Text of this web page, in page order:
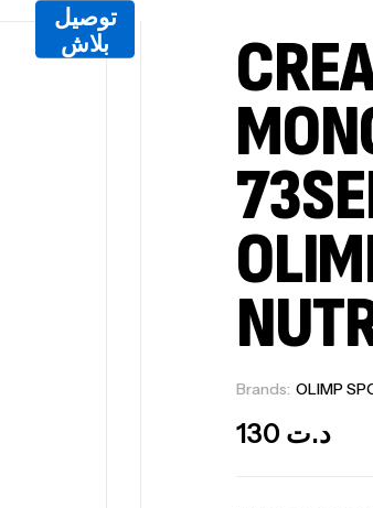
توصيل
بلاش
Brands: OLIMP
د.ت 130